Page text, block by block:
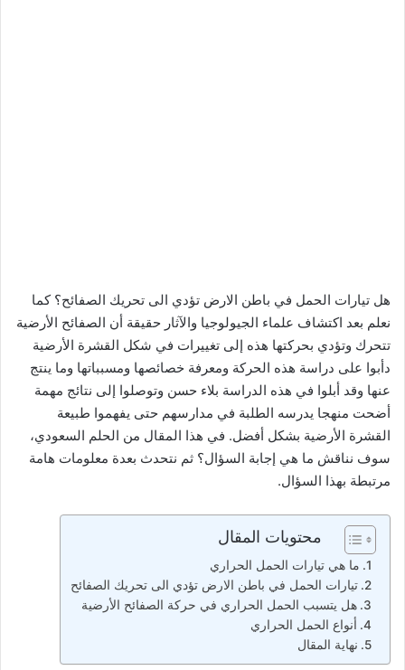
هل تيارات الحمل في باطن الارض تؤدي الى تحريك الصفائح؟ كما
نعلم بعد اكتشاف علماء الجيولوجيا والآثار حقيقة أن الصفائح الأرضية
تتحرك وتؤدي بحركتها هذه إلى تغييرات في شكل القشرة الأرضية
دأبوا على دراسة هذه الحركة ومعرفة خصائصها ومسبباتها وما ينتج
عنها وقد أبلوا في هذه الدراسة بلاء حسن وتوصلوا إلى نتائج مهمة
أضحت منهجا يدرسه الطلبة في مدارسهم حتى يفهموا طبيعة
القشرة الأرضية بشكل أفضل. في هذا المقال من الحلم السعودي،
سوف نناقش ما هي إجابة السؤال؟ ثم نتحدث بعدة معلومات هامة
مرتبطة بهذا السؤال.
محتويات المقال
ما هي تيارات الحمل الحراري
تيارات الحمل في باطن الارض تؤدي الى تحريك الصفائح
هل يتسبب الحمل الحراري في حركة الصفائح الأرضية
أنواع الحمل الحراري
نهاية المقال